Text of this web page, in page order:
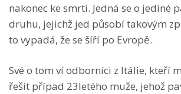
nakonec ke smrti. Jedná se o jediné
druhu, jejichž jed působí takovým
to vypadá, že se šíří po Evropě.
Své o tom ví odborníci z Itálie, kteří
řešit případ 23letého muže, jehož